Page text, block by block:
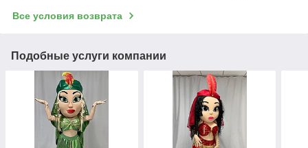
Все условия возврата
Подобные услуги компании